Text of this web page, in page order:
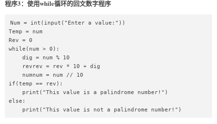
程序3：使用while循环的回文数字程序
Num = int(input("Enter a value:"))
Temp = num
Rev = 0
while(num > 0):
if(temp == rev):
else:
    print("This value is not a palindrome number!")